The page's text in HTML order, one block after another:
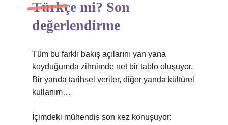
Türkçe mi? Son
değerlendirme
Tüm bu farklı bakış açılarını yan yana
koyduğumda zihnimde net bir tablo oluşuyor.
Bir yanda tarihsel veriler, diğer yanda kültürel
kullanım…
İçimdeki mühendis son kez konuşuyor: